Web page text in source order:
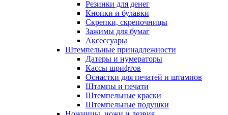
Резинки для денег
Кнопки и булавки
Скрепки, скрепочницы
Зажимы для бумаг
Аксессуары
Штемпельные принадлежности
Датеры и нумераторы
Кассы шрифтов
Оснастки для печатей и штампов
Штампы и печати
Штемпельные краски
Штемпельные подушки